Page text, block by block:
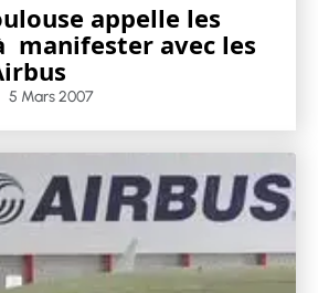
appelle les
manifester avec les
5 Mars 2007